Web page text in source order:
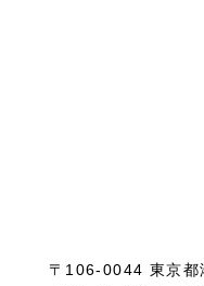
〒106-0044 東京都